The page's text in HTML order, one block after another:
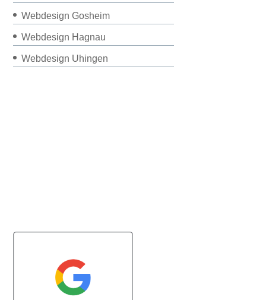
Webdesign Gosheim
Webdesign Hagnau
Webdesign Uhingen